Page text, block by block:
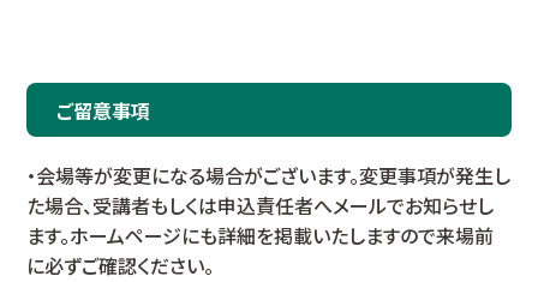
ご留意事項
・会場等が変更になる場合がございます。変更事項が発生し
た場合、受講者もしくは申込責任者へメールでお知らせし
ます。ホームページにも詳細を掲載いたしますので来場前
に必ずご確認ください。